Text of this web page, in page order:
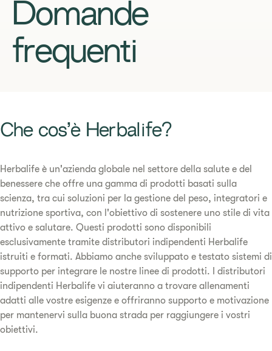
Domande
frequenti
​​Che cos’è Herbalife?​
​​Herbalife è un'azienda globale nel settore della salute e del
benessere che offre una gamma di prodotti basati sulla
scienza, tra cui soluzioni per la gestione del peso, integratori e
nutrizione sportiva, con l'obiettivo di sostenere uno stile di vita
attivo e salutare. Questi prodotti sono disponibili
esclusivamente tramite distributori indipendenti Herbalife
istruiti e formati. Abbiamo anche sviluppato e testato sistemi di
supporto per integrare le nostre linee di prodotti. I distributori
indipendenti Herbalife vi aiuteranno a trovare allenamenti
adatti alle vostre esigenze e offriranno supporto e motivazione
per mantenervi sulla buona strada per raggiungere i vostri
obiettivi.